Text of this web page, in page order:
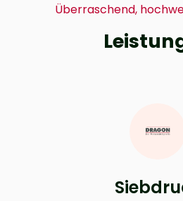
Überraschend,